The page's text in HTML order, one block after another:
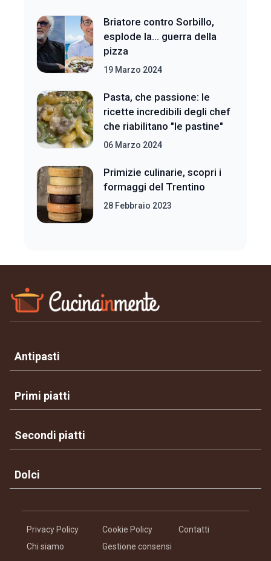
Briatore contro Sorbillo,
esplode la... guerra della
pizza
19 Marzo 2024
Pasta, che passione: le
ricette incredibili degli chef
che riabilitano "le pastine"
06 Marzo 2024
Primizie culinarie, scopri i
formaggi del Trentino
28 Febbraio 2023
Antipasti
Primi piatti
Secondi piatti
Dolci
Privacy Policy Cookie Policy
Contatti
Chi siamo
Gestione consensi